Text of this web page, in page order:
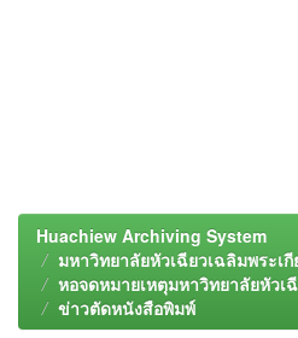
Huachiew Archiving System
มหาวิทยาลัยหัวเฉียวเฉลิมพระเ
หอจดหมายเหตุมหาวิทยาลัยหัวเ
ข่าวตัดหนังสือพิมพ์